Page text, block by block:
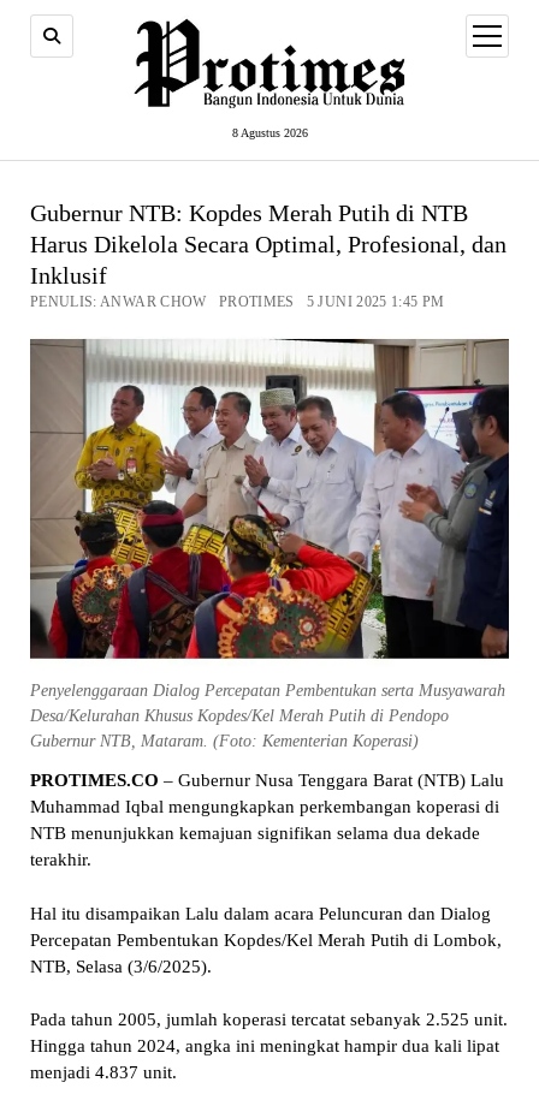
8 Agustus 2026
open
menu
Gubernur NTB: Kopdes Merah Putih di NTB
Harus Dikelola Secara Optimal, Profesional, dan
Inklusif
PENULIS: ANWAR CHOW PROTIMES 5 JUNI 2025 1:45 PM
Penyelenggaraan Dialog Percepatan Pembentukan serta Musyawarah
Desa/Kelurahan Khusus Kopdes/Kel Merah Putih di Pendopo
Gubernur NTB, Mataram. (Foto: Kementerian Koperasi)
PROTIMES.CO – Gubernur Nusa Tenggara Barat (NTB) Lalu
Muhammad Iqbal mengungkapkan perkembangan koperasi di
NTB menunjukkan kemajuan signifikan selama dua dekade
terakhir.
Hal itu disampaikan Lalu dalam acara Peluncuran dan Dialog
Percepatan Pembentukan Kopdes/Kel Merah Putih di Lombok,
NTB, Selasa (3/6/2025).
Pada tahun 2005, jumlah koperasi tercatat sebanyak 2.525 unit.
Hingga tahun 2024, angka ini meningkat hampir dua kali lipat
menjadi 4.837 unit.